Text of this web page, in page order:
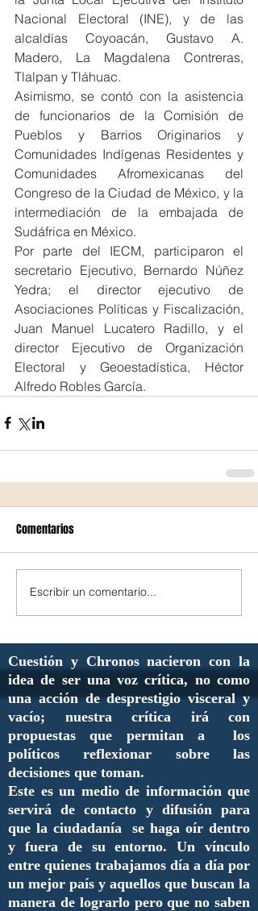
Nacional Electoral (INE), y de las
alcaldías Coyoacán, Gustavo A.
Madero, La Magdalena Contreras,
Tlalpan y Tláhuac.
Asimismo, se contó con la asistencia
de funcionarios de la Comisión de
Pueblos y Barrios Originarios y
Comunidades Indígenas Residentes y
Comunidades Afromexicanas del
Congreso de la Ciudad de México, y la
intermediación de la embajada de
Sudáfrica en México.
Por parte del IECM, participaron el
secretario Ejecutivo, Bernardo Núñez
Yedra; el director ejecutivo de
Asociaciones Políticas y Fiscalización,
Juan Manuel Lucatero Radillo, y el
director Ejecutivo de Organización
Electoral y Geoestadística, Héctor
Alfredo Robles García.
Comentarios
Escribir un comentario...
Cuestión y Chronos nacieron con la
idea de ser una voz crítica, no como
una acción de desprestigio visceral y
vacío; nuestra crítica irá con
propuestas que permitan a los
políticos reflexionar sobre las
decisiones que toman.
Este es un medio de información que
servirá de contacto y difusión para
que la ciudadanía se haga oír dentro
y fuera de su entorno. Un vínculo
entre quienes trabajamos día a día por
un mejor país y aquellos que buscan la
manera de lograrlo pero que no saben